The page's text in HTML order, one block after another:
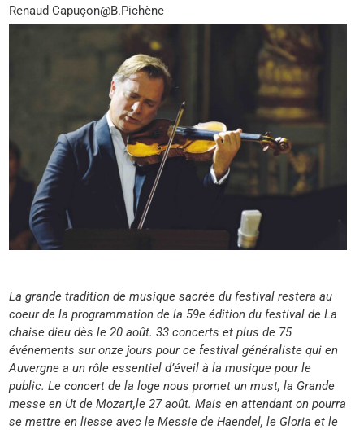
Renaud Capuçon@B.Pichène
La grande tradition de musique sacrée du festival restera au
coeur de la programmation de la 59e édition du festival de La
chaise dieu dès le 20 août. 33 concerts et plus de 75
événements sur onze jours pour ce festival généraliste qui en
Auvergne a un rôle essentiel d’éveil à la musique pour le
public. Le concert de la loge nous promet un must, la Grande
messe en Ut de Mozart,le 27 août. Mais en attendant on pourra
se mettre en liesse avec le Messie de Haendel, le Gloria et le